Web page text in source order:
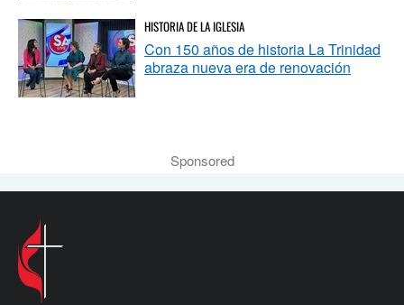
HISTORIA DE LA IGLESIA
Con 150 años de historia La Trinidad
abraza nueva era de renovación
Sponsored